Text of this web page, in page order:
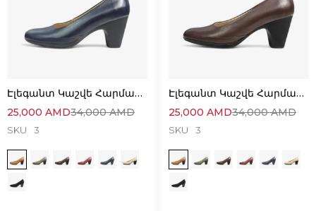
Էլեգանտ Կաշվե Հարմարավետ Կոշիկներ
34,000AMD
25,000 AMD
SKU 3
Էլեգանտ Կաշվե Հարմարավետ Կոշիկներ
34,000AMD
25,000 AMD
SKU 3